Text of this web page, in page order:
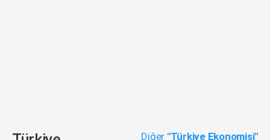
Diğer "Türkiye Ekonomisi"